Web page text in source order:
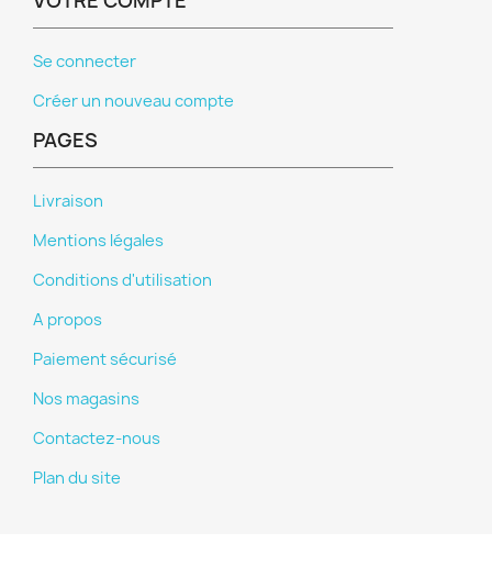
Se connecter
Créer un nouveau compte
PAGES
Livraison
Mentions légales
Conditions d'utilisation
A propos
Paiement sécurisé
Nos magasins
Contactez-nous
Plan du site